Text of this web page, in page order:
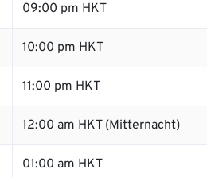
09:00 pm HKT
10:00 pm HKT
11:00 pm HKT
12:00 am HKT (Mitternacht)
01:00 am HKT